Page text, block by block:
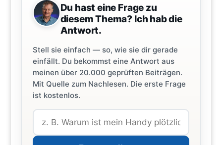
Du hast eine Frage zu
diesem Thema? Ich hab die
Antwort.
Stell sie einfach — so, wie sie dir gerade
einfällt. Du bekommst eine Antwort aus
meinen über 20.000 geprüften Beiträgen.
Mit Quelle zum Nachlesen. Die erste Frage
ist kostenlos.